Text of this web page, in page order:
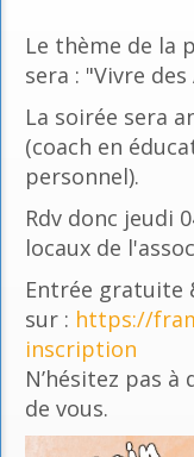
Le thème de la
sera : "Vivre
La soirée sera
(coach en
personnel).
Rdv donc jeudi
locaux de
Entrée gratuite
sur : https://
inscription
N’hésitez pas
de vous.